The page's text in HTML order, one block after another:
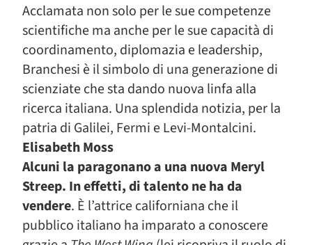
Acclamata non solo per le sue competenze
scientifiche ma anche per le sue capacità di
coordinamento, diplomazia e leadership,
Branchesi è il simbolo di una generazione di
scienziate che sta dando nuova linfa alla
ricerca italiana. Una splendida notizia, per la
patria di Galilei, Fermi e Levi-Montalcini.
Elisabeth Moss
Alcuni la paragonano a una nuova Meryl
Streep. In effetti, di talento ne ha da
vendere. È l’attrice californiana che il
pubblico italiano ha imparato a conoscere